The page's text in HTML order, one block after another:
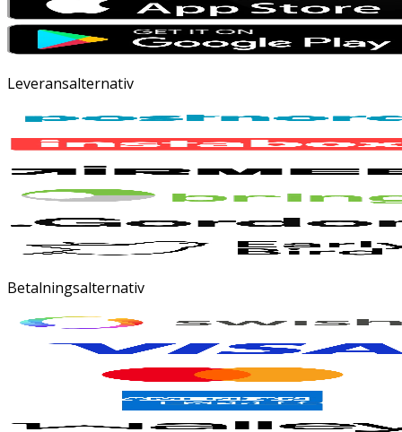
Leveransalternativ
Betalningsalternativ